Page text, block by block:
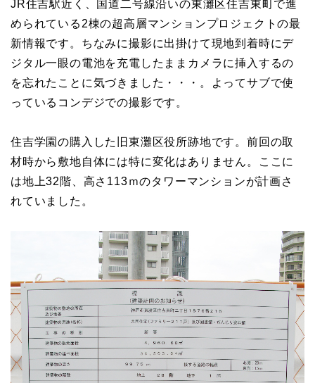
JR住吉駅近く、国道二号線沿いの東灘区住吉東町で進
められている2棟の超高層マンションプロジェクトの最
新情報です。ちなみに撮影に出掛けて現地到着時にデ
ジタル一眼の電池を充電したままカメラに挿入するの
を忘れたことに気づきました・・・。よってサブで使
っているコンデジでの撮影です。
住吉学園の購入した旧東灘区役所跡地です。前回の取
材時から敷地自体には特に変化はありません。ここに
は地上32階、高さ113ｍのタワーマンションが計画さ
れていました。